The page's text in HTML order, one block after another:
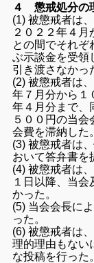
４ 懲戒処分の
(1) 被懲戒者は
２０２２年４
との間でそれぞ
ぶ示談金を受領
引き渡さなかっ
(2) 被懲戒者は
年７月分から１
年４月分まで、
５００円の当会
会費を滞納した。
(3) 被懲戒者は
おいて答弁書を
(4) 被懲戒者は
１日以降、当
かった。
(5) 当会会長に
った。
(6) 被懲戒者は
理的理由もない
な投稿を行った。